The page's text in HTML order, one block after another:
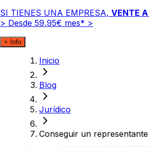
SI TIENES UNA EMPRESA, VENTE
> Desde 59,95€ mes* >
+ Info
Inicio
Blog
Jurídico
Conseguir un